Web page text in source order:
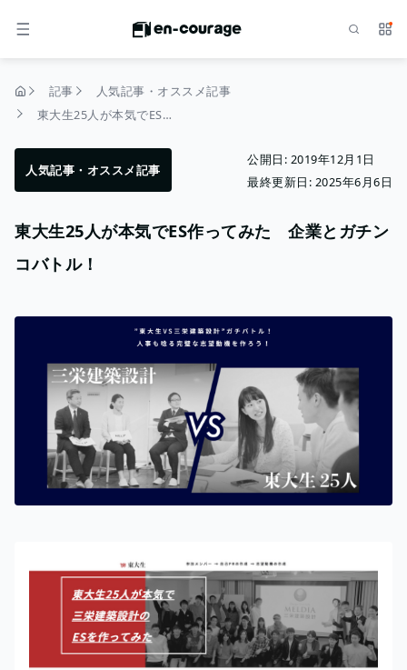
メニュー サ
記事
人気記事・オススメ記事
東大生25人が本気でES作ってみた 企業とガチンコバトル！
人気記事・オススメ記事
公開日: 2019年12月1日
最終更新日: 2025年6月6日
東大生25人が本気でES作ってみた 企業とガチン
コバトル！